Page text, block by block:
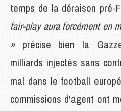
temps de la déraison pré-
fair-play aura forcément en
» précise bien la
milliards injectés sans
mal dans le football
commissions d'agent ont